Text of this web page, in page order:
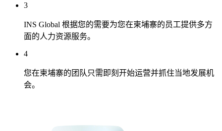
3
INS Global 根据您的需要为您在柬埔寨的员工提供多方
面的人力资源服务。
4
您在柬埔寨的团队只需即刻开始运营并抓住当地发展机
会。